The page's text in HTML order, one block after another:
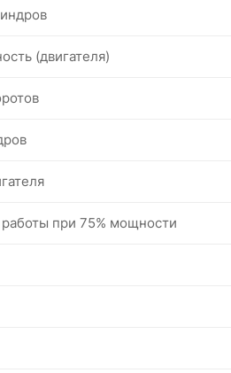
(двигателя)
при 75% мощности